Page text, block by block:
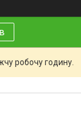
робочу годину.